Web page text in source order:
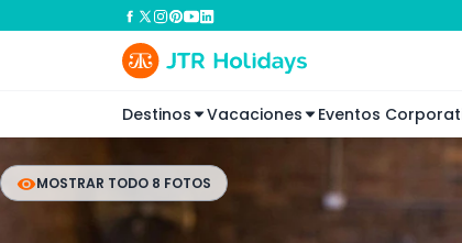
Destinos Vacaciones Eventos
MOSTRAR TODO 8 FOTOS